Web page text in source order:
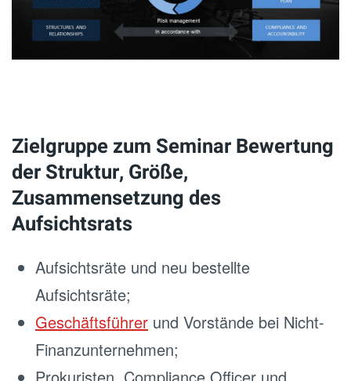
Zielgruppe zum Seminar Bewertung
der Struktur, Größe,
Zusammensetzung des
Aufsichtsrats
Aufsichtsräte und neu bestellte
Aufsichtsräte;
Geschäftsführer und Vorstände bei Nicht-
Finanzunternehmen;